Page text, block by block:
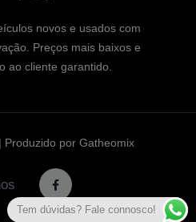
novos e usados com
Preços mais baixos e
ao cliente garantido.
Produzido por Gatheomix
Tem dúvidas? Fale connosco!